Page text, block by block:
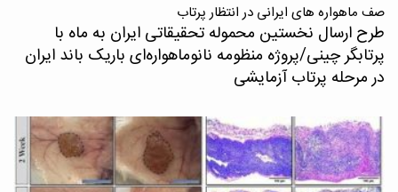
صف ماهواره های ایرانی در انتظار پرتاب
طرح ارسال نخستین محموله تحقیقاتی ایران به ماه با
پرتابگر چینی/پروژه منظومه نانوماهواره‌ای باریک باند ایران
در مرحله پرتاب آزمایشی